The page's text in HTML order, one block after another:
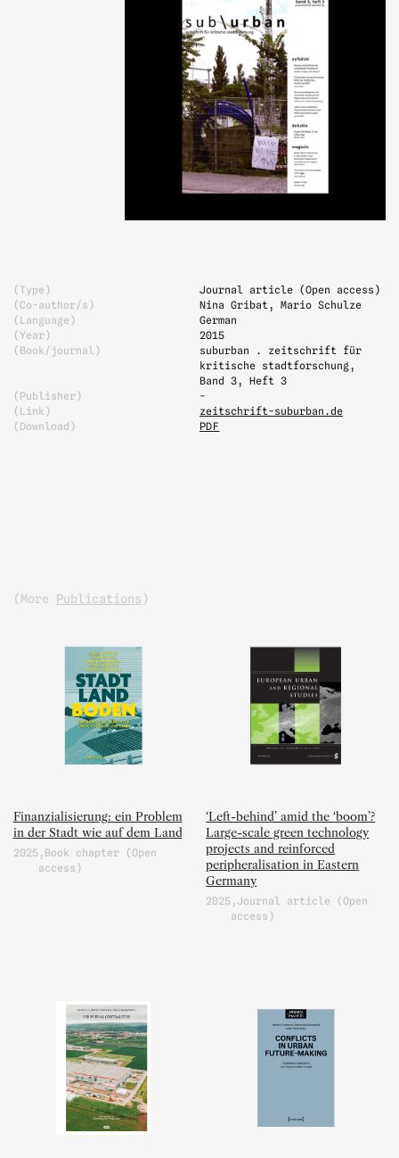
(Type)
Journal article (Open access)
(Co-author/s)
Nina Gribat, Mario Schulze
(Language)
German
(Year)
2015
(Book/journal)
suburban . zeitschrift für
kritische stadtforschung,
Band 3, Heft 3
(Publisher)
-
(Link)
zeitschrift-suburban.de
(Download)
PDF
(more Publications )
Finanzialisierung: ein Problem
in der Stadt wie auf dem Land
2025 ,Book chapter (Open
access)
‘Left-behind’ amid the ‘boom’?
Large-scale green technology
projects and reinforced
peripheralisation in Eastern
Germany
2025 ,Journal article (Open
access)